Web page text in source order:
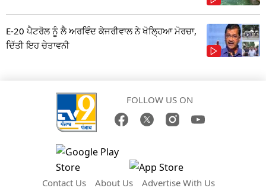
E-20 ਪੈਟਰੋਲ ਨੂੰ ਲੈ ਅਰਵਿੰਦ ਕੇਜਰੀਵਾਲ ਨੇ ਖੋਲ੍ਹਿਆ ਮੋਰਚਾ,
ਦਿੱਤੀ ਇਹ ਚੇਤਾਵਨੀ
FOLLOW US ON
Contact Us About Us
Advertise With Us